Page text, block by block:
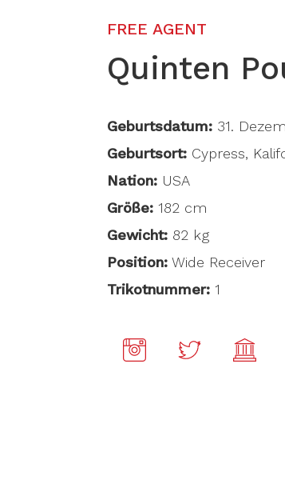
FREE AGENT
Quinten
Geburtsdatum: 31.
Geburtsort: Cypress,
Nation: USA
Größe: 182 cm
Gewicht: 82 kg
Position: Wide Receiver
Trikotnummer: 1